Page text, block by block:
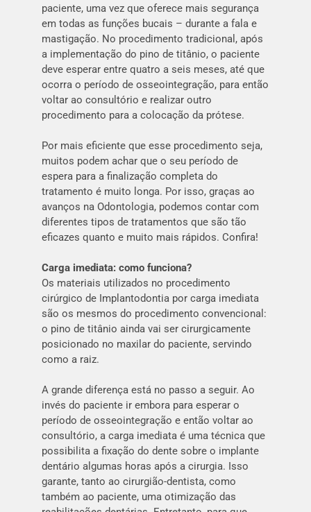
paciente, uma vez que oferece mais segurança
em todas as funções bucais – durante a fala e
mastigação. No procedimento tradicional, após
a implementação do pino de titânio, o paciente
deve esperar entre quatro a seis meses, até que
ocorra o período de osseointegração, para então
voltar ao consultório e realizar outro
procedimento para a colocação da prótese.
Por mais eficiente que esse procedimento seja,
muitos podem achar que o seu período de
espera para a finalização completa do
tratamento é muito longa. Por isso, graças ao
avanços na Odontologia, podemos contar com
diferentes tipos de tratamentos que são tão
eficazes quanto e muito mais rápidos. Confira!
Carga imediata: como funciona?
Os materiais utilizados no procedimento
cirúrgico de Implantodontia por carga imediata
são os mesmos do procedimento convencional:
o pino de titânio ainda vai ser cirurgicamente
posicionado no maxilar do paciente, servindo
como a raiz.
A grande diferença está no passo a seguir. Ao
invés do paciente ir embora para esperar o
período de osseointegração e então voltar ao
consultório, a carga imediata é uma técnica que
possibilita a fixação do dente sobre o implante
dentário algumas horas após a cirurgia. Isso
garante, tanto ao cirurgião-dentista, como
também ao paciente, uma otimização das